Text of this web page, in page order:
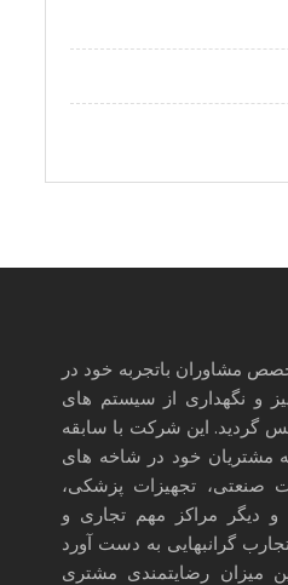
مشاوران باتجربه خود در
و نگهداری از سیستم های
در سال 1384 تأسیس گردید. این شرکت با سابقه
مشتریان خود در شاخه های
صنعتی، تجهیزات پزشکی،
و دیگر مراکز مهم تجاری و
گرانبهایی به دست آورد
میزان رضایتمندی مشتری